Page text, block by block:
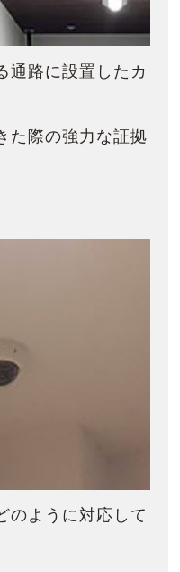
通路に設置したカ
た際の強力な証拠
のように対応して